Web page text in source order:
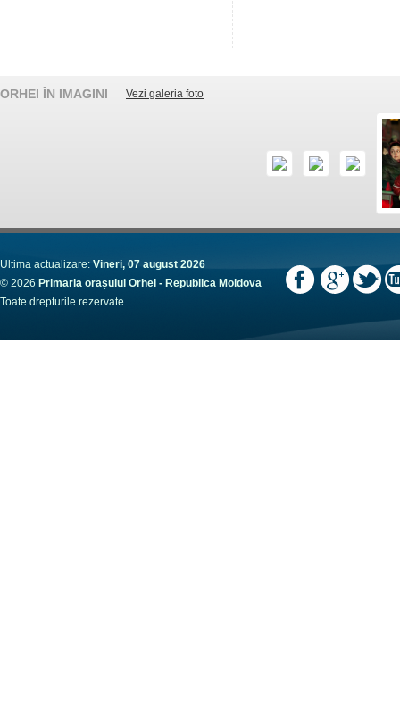
ORHEI ÎN IMAGINI Vezi galeria foto
Ultima actualizare: Vineri, 07 august 2026
© 2026 Primaria orașului Orhei - Republica Moldova
Toate drepturile rezervate